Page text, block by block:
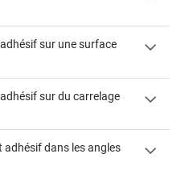
sur une surface
sur du carrelage
adhésif dans les angles